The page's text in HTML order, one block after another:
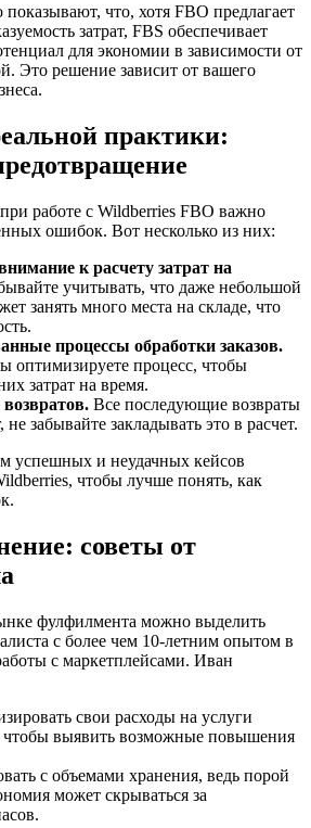
что, хотя FBO предлагает
затрат, FBS обеспечивает
для экономии в зависимости от
Это решение зависит от вашего
практики:
работе с Wildberries FBO важно
ошибок. Вот несколько из них:
к расчету затрат на
учитывать, что даже небольшой
занять много места на складе, что
процессы обработки заказов.
оптимизируете процесс, чтобы
затрат на время.
Все последующие возвраты
не забывайте закладывать это в расчет.
успешных и неудачных кейсов
чтобы лучше понять, как
советы от
фулфилмента можно выделить
с более чем 10-летним опытом в
с маркетплейсами. Иван
свои расходы на услуги
чтобы выявить возможные повышения
с объемами хранения, ведь порой
может скрываться за